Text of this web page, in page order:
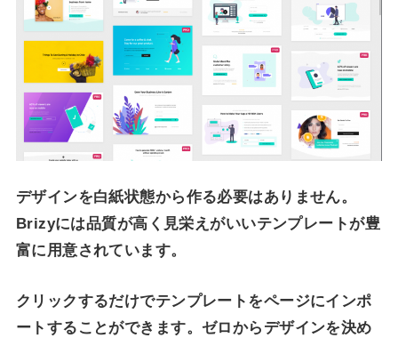
デザインを白紙状態から作る必要はありません。
Brizyには品質が高く見栄えがいいテンプレートが豊
富に用意されています。
クリックするだけでテンプレートをページにインポ
ートすることができます。ゼロからデザインを決め